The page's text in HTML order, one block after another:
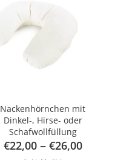
Nackenhörnchen mit
Dinkel-, Hirse- oder
Schafwollfüllung
€22,00– €26,00